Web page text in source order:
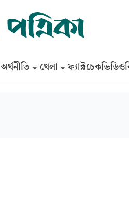
অর্থনীতি খেলা ফ্যাক্টচেকভিডিও